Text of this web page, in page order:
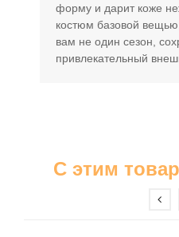
форму и дарит коже
костюм базовой
вам не один сезон,
привлекательный
С этим